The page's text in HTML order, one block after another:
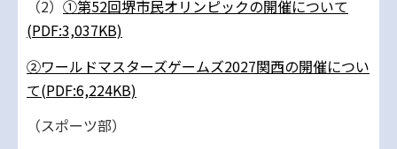
（2） ①第52回堺市民オリンピックの開催について
(PDF:3,037KB)
②ワールドマスターズゲームズ2027関西の開催につい
て(PDF:6,224KB)
（スポーツ部）